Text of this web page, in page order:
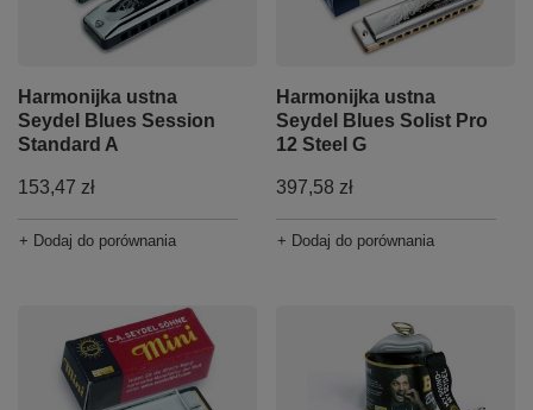
Harmonijka ustna
Seydel Blues Session
Standard A
153,47 zł
+ Dodaj do porównania
Harmonijka ustna
Seydel Blues Solist Pro
12 Steel G
397,58 zł
+ Dodaj do porównania